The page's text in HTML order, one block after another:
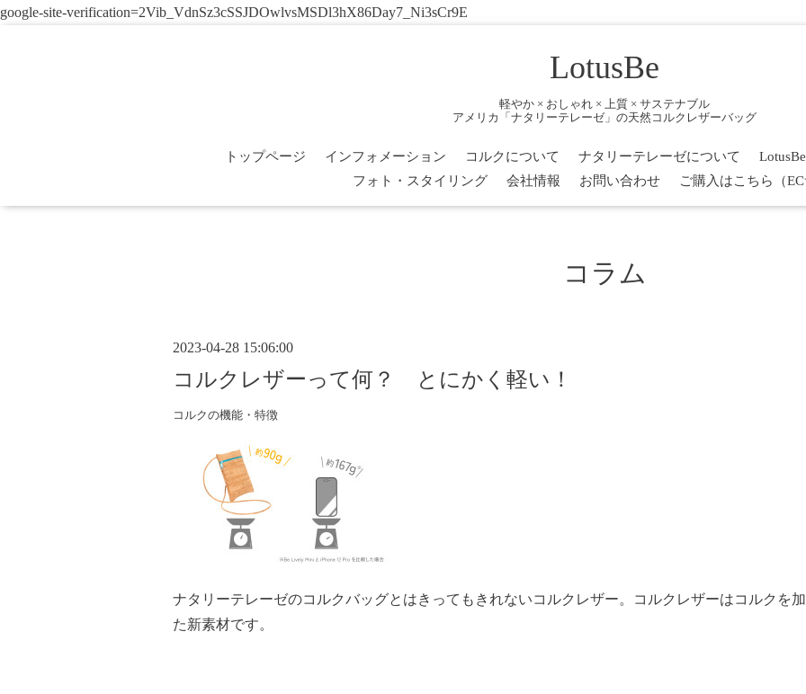
google-site-verification=2Vib_VdnSz3cSSJDOwlvsMSDl3hX86Day7_Ni3sCr9E
LotusBe
軽やか × おしゃれ × 上質 × サステナブル
アメリカ「ナタリーテレーゼ」の天然コルクレザーバッグ
トップページ インフォメーション コルクについて ナタリーテレーゼについて
フォト・スタイリング
会社情報 お問い合わせ ご購入はこちら（
コラム
2023-04-28 15:06:00
コルクレザーって何？ とにかく軽い！
コルクの機能・特徴
ナタリーテレーゼのコルクバッグとはきってもきれないコルクレザー。コルクレザーはコルクを
た新素材です。